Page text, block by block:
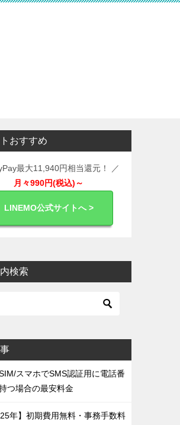
おすすめ
最大11,940円相当還元！ ／
月々990円(税込)～
LINEMO公式サイトへ >
検索
スマホでSMS認証用に電話番
つ場合の最安料金
年】初期費用無料・事務手数料